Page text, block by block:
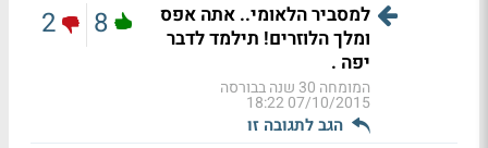
למסביר הלאומי.. אתה אפס
ומלך הלוזרים! תילמד לדבר
יפה .
המומחה 30 שנה בבורסה
07/10/2015 18:22
הגב לתגובה זו
8
2